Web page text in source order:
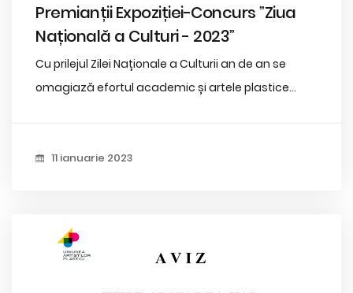
Premianții Expoziției-Concurs ”Ziua
Națională a Culturi - 2023”
Cu prilejul Zilei Naționale a Culturii an de an se
omagiază efortul academic și artele plastice...
11 ianuarie 2023